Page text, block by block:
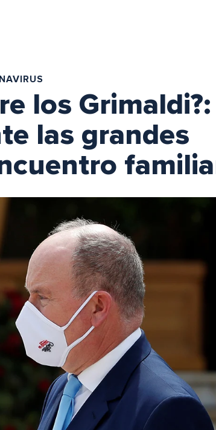
los Grimaldi?:
las grandes